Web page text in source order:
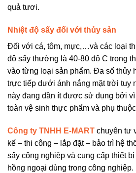
quả tươi.
Nhiệt độ sấy đối với thủy sản
Đối với cá, tôm, mực,…và các loại
độ sấy thường là 40-80 độ C trong
vào từng loại sản phẩm. Đa số thủy
trực tiếp dưới ánh nắng mặt trời tuy
này đang dần ít được sử dụng bởi
toàn vệ sinh thực phẩm và phụ
Công ty TNHH E-MART chuyên tư
kế – thi công – lắp đặt – bảo trì hệ
sấy công nghiệp và cung cấp thiết
hồng ngoại dùng trong công